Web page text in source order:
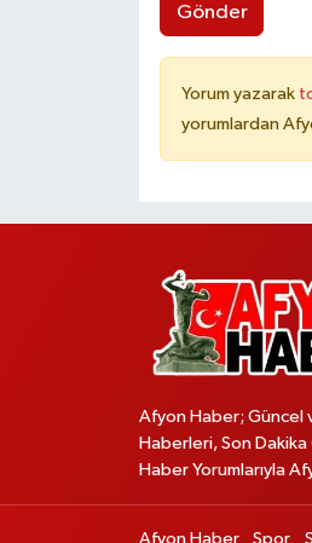
Gönder
Yorum yazarak
yorumlardan
Afyon Haber; Güncel
Haberleri, Son Dakika
Haber Yorumlarıyla
Afyon Haber Spor